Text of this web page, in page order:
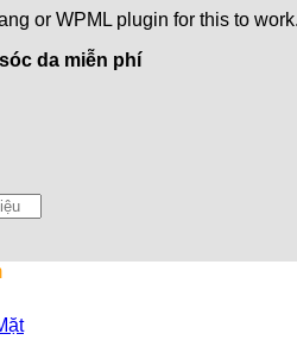
or WPML plugin for this to
da miễn phí